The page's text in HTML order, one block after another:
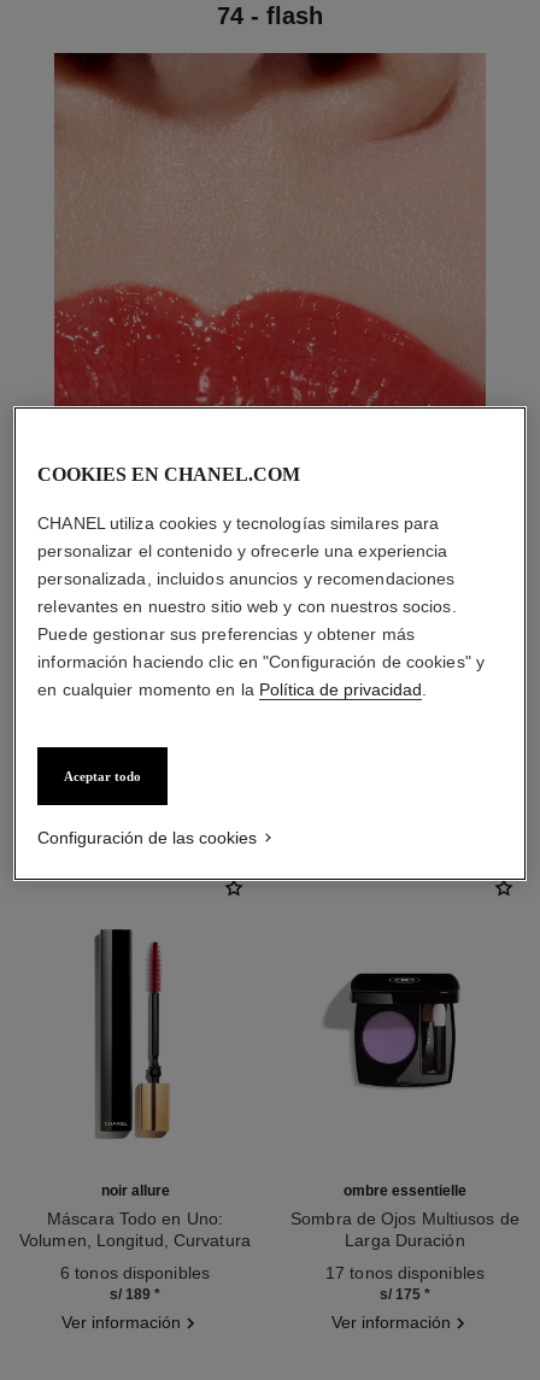
74 - flash
LA COMBINACIÓN PERFECTA
noir allure
Máscara Todo en Uno:
Volumen, Longitud, Curvatura
6 tonos disponibles
s/ 189 *
Ver información
ombre essentielle
Sombra de Ojos Multiusos de
Larga Duración
17 tonos disponibles
s/ 175 *
Ver información
COOKIES EN CHANEL.COM
CHANEL utiliza cookies y tecnologías similares para
personalizar el contenido y ofrecerle una experiencia
personalizada, incluidos anuncios y recomendaciones
relevantes en nuestro sitio web y con nuestros socios.
Puede gestionar sus preferencias y obtener más
información haciendo clic en "Configuración de cookies" y
en cualquier momento en la Política de privacidad
Aceptar todo
Configuración de las cookies